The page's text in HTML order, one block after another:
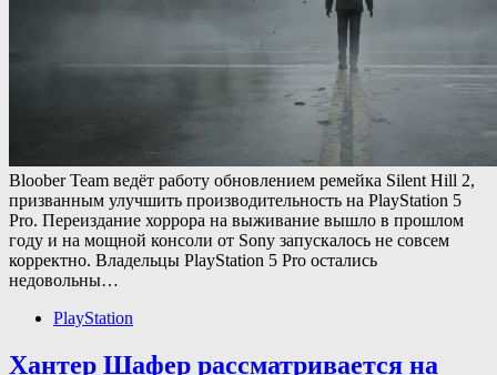
Bloober Team ведёт работу обновлением ремейка Silent Hill 2,
призванным улучшить производительность на PlayStation 5
Pro. Переиздание хоррора на выживание вышло в прошлом
году и на мощной консоли от Sony запускалось не совсем
корректно. Владельцы PlayStation 5 Pro остались
недовольны…
PlayStation
Хантер Шафер рассматривается на